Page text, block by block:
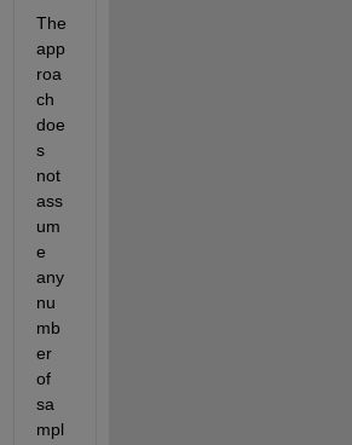
The
app
roa
ch
doe
s
not
ass
um
e
any
nu
mb
er
of
sa
mpl